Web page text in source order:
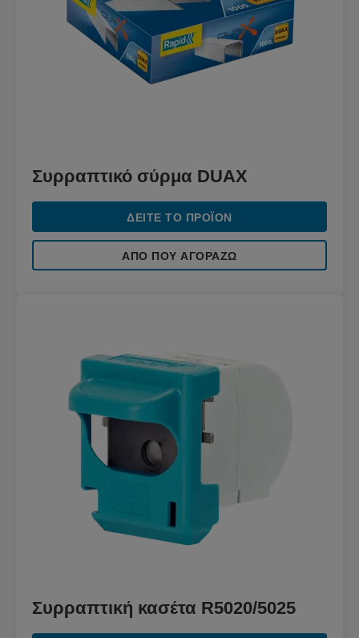
Συρραπτικό σύρμα DUAX
ΔΕΊΤΕ ΤΟ ΠΡΟΪΌΝ
ΑΠΌ ΠΟΥ ΑΓΟΡΆΖΩ
Συρραπτική κασέτα R5020/5025